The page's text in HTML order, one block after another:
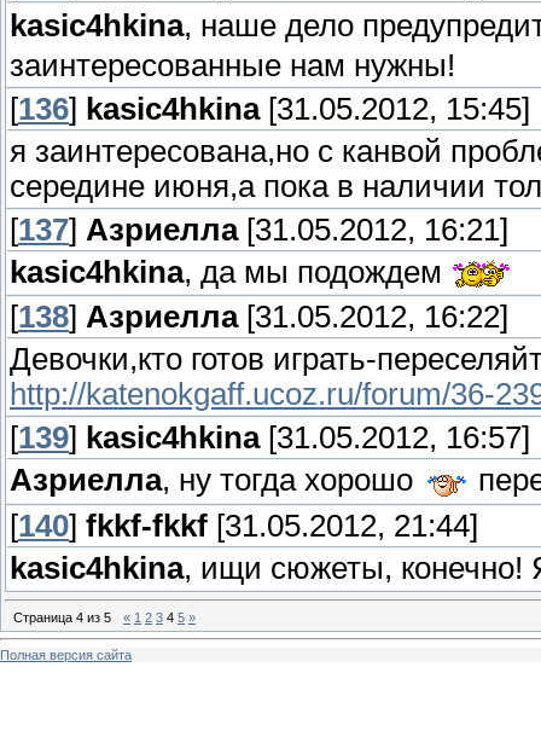
kasic4hkina, наше дело
заинтересованные нам нужны!
[136] kasic4hkina[31.05.2012, 15:45]
я заинтересована,но с канвой
середине июня,а пока в наличии
[137] Азриелла[31.05.2012, 16:21]
kasic4hkina, да мы подождем
[138] Азриелла[31.05.2012, 16:22]
Девочки,кто готов играть-
http://katenokgaff.ucoz.ru/forum/36-
[139] kasic4hkina[31.05.2012, 16:57]
Азриелла, ну тогда хорошо
[140] fkkf-fkkf [31.05.2012, 21:44]
kasic4hkina, ищи сюжеты, конечно!
Страница 4 из 5 « 1 2 3 4 5 »
Полная версия сайта